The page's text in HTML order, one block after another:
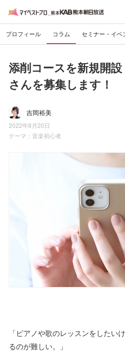
プロフィール コラム セミナー・イベ
添削コースを新規開
さんを募集します！
吉岡裕美
2022年8月20日
テーマ： 音楽初心者
「ピアノや歌のレッスンをしたい
るのが難しい。」